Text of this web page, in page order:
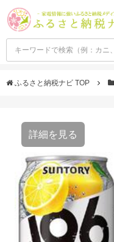
ふるさと納税ナビ TOP
詳細を見る